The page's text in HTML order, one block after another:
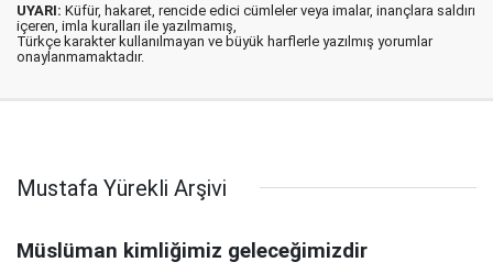
UYARI: Küfür, hakaret, rencide edici cümleler veya imalar, inançlara saldırı
içeren, imla kuralları ile yazılmamış,
Türkçe karakter kullanılmayan ve büyük harflerle yazılmış yorumlar
onaylanmamaktadır.
Mustafa Yürekli Arşivi
Müslüman kimliğimiz geleceğimizdir